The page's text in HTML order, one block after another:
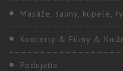
Masáže, sauny, kúpele,
Koncerty & Filmy &
Podujatia